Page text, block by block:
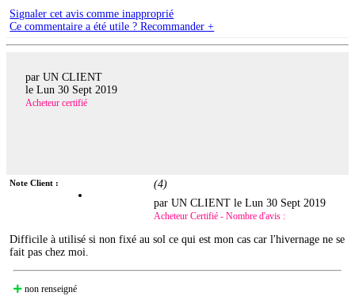
Signaler cet avis comme inapproprié
Ce commentaire a été utile ? Recommander +
par UN CLIENT
le Lun 30 Sept 2019
Acheteur certifié
Note Client : (4)
par UN CLIENT leLun 30 Sept 2019
Acheteur Certifié - Nombre d'avis :
Difficile à utilisé si non fixé au sol ce qui est mon cas car l'hivernage ne se
fait pas chez moi.
non renseigné